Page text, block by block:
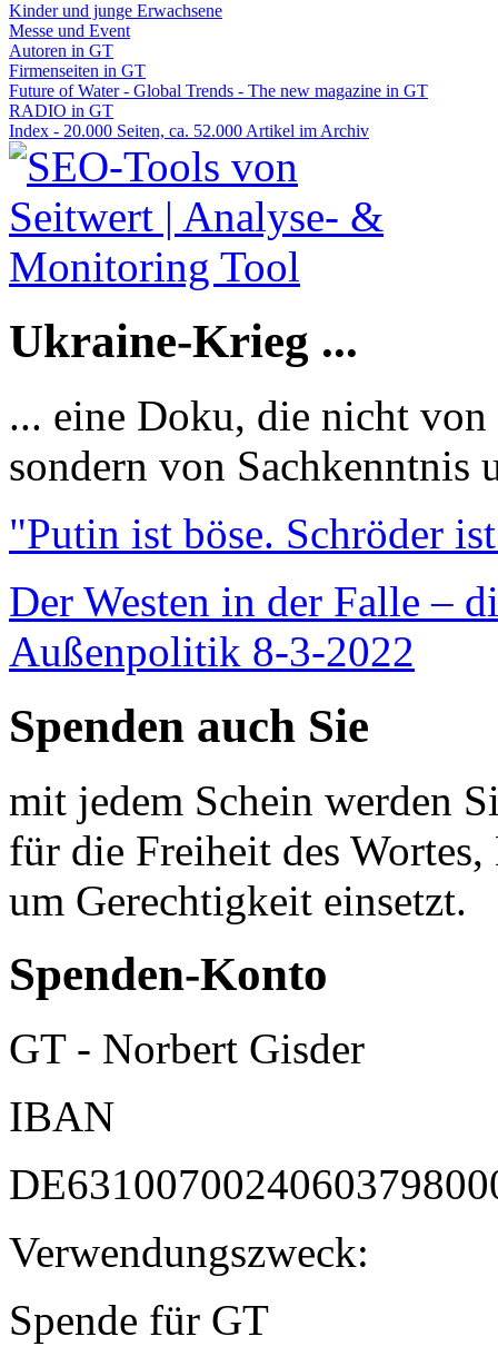
Kinder und junge Erwachsene
Messe und Event
Autoren in GT
Firmenseiten in GT
Future of Water - Global Trends - The new magazine in GT
RADIO in GT
Index - 20.000 Seiten, ca. 52.000 Artikel im Archiv
Ukraine-Krieg ...
... eine Doku, die nicht
sondern von Sachkenntnis
"Putin ist böse. Schröder
Der Westen in der Falle –
Außenpolitik 8-3-2022
Spenden auch Sie
mit jedem Schein werden
für die Freiheit des
um Gerechtigkeit einsetzt.
Spenden-Konto
GT - Norbert Gisder
IBAN
Verwendungszweck:
Spende für GT